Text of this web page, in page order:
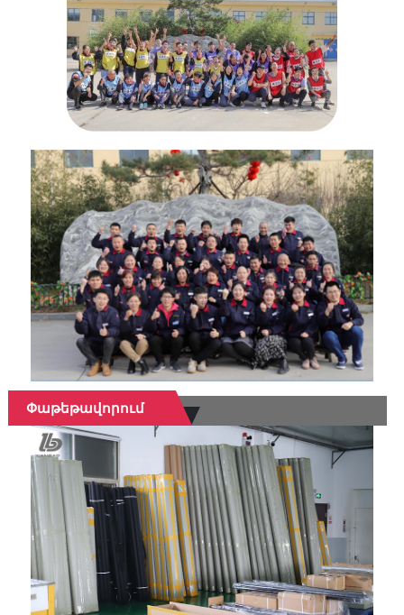
Փաթեթավորում